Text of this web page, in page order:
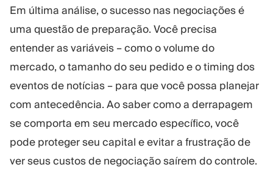
Em última análise, o sucesso nas negociações é
uma questão de preparação. Você precisa
entender as variáveis – como o volume do
mercado, o tamanho do seu pedido e o timing dos
eventos de notícias – para que você possa planejar
com antecedência. Ao saber como a derrapagem
se comporta em seu mercado específico, você
pode proteger seu capital e evitar a frustração de
ver seus custos de negociação saírem do controle.